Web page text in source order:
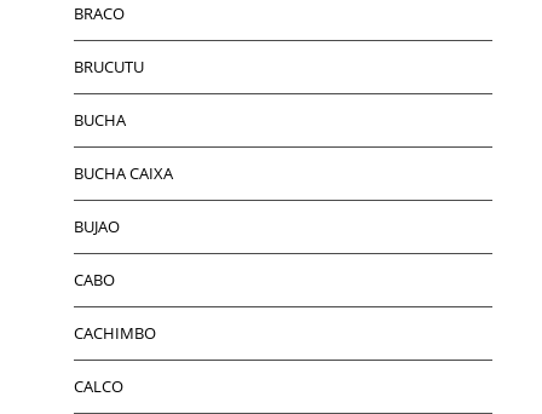
BRACO
BRUCUTU
BUCHA
BUCHA CAIXA
BUJAO
CABO
CACHIMBO
CALCO